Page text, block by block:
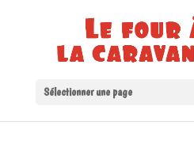
Sélectionner une page